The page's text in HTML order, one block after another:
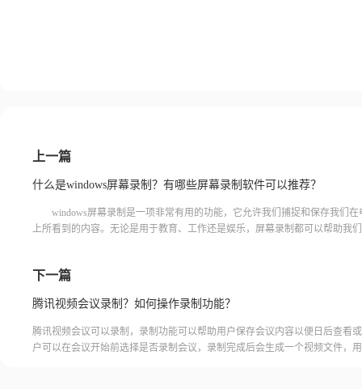
上一篇
什么是windows屏幕录制？有哪些屏幕录制软件可以推荐？
windows屏幕录制是一项非常有用的功能，它允许我们捕捉和保存我们在
上所看到的内容。无论是用于教育、工作还是娱乐，屏幕录制都可以帮助我
下一篇
腾讯视频会议录制？如何操作录制功能？
腾讯视频会议可以录制，录制功能可以帮助用户保存会议内容以便日后查看
户可以在会议开始前选择是否录制会议，录制完成后会生成一个视频文件，